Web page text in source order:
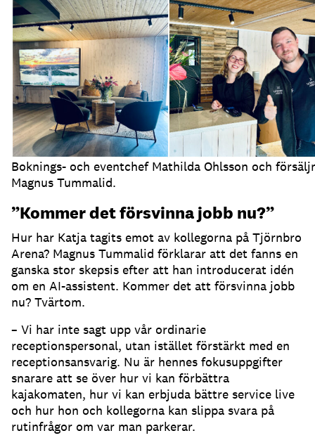
Boknings- och eventchef Mathilda Ohlsson och
Magnus Tummalid.
”Kommer det försvinna jobb nu?”
Hur har Katja tagits emot av kollegorna på Tjörnbro
Arena? Magnus Tummalid förklarar att det fanns en
ganska stor skepsis efter att han introducerat idén
om en AI-assistent. Kommer det att försvinna jobb
nu? Tvärtom.
– Vi har inte sagt upp vår ordinarie
receptionspersonal, utan istället förstärkt med en
receptionsansvarig. Nu är hennes fokusuppgifter
snarare att se över hur vi kan förbättra
kajakomaten, hur vi kan erbjuda bättre service live
och hur hon och kollegorna kan slippa svara på
rutinfrågor om var man parkerar.